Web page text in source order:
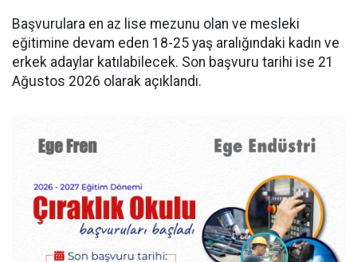
Başvurulara en az lise mezunu olan ve mesleki
eğitimine devam eden 18-25 yaş aralığındaki kadın ve
erkek adaylar katılabilecek. Son başvuru tarihi ise 21
Ağustos 2026 olarak açıklandı.